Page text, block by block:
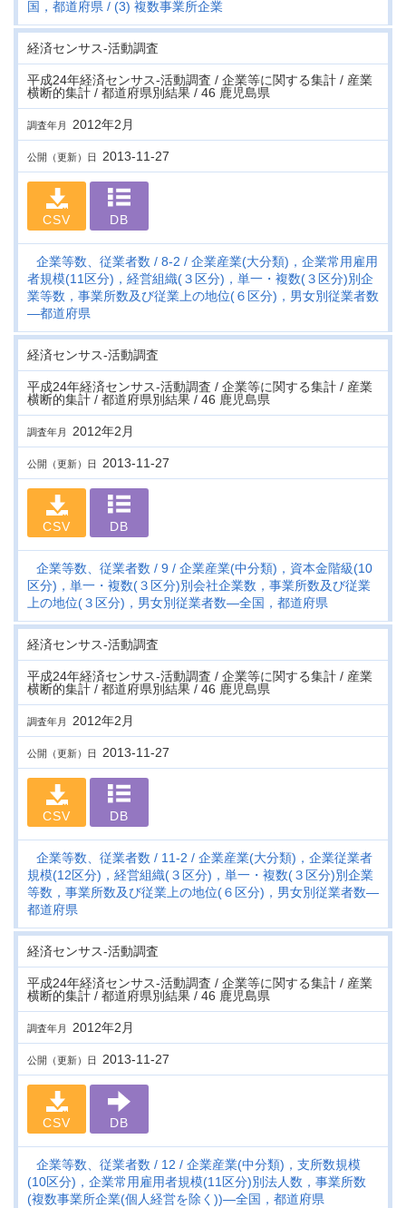
国，都道府県 (3) 複数事業所企業
経済センサス‐活動調査
平成24年経済センサス‐活動調査 / 企業等に関する集計 / 産業
横断的集計 / 都道府県別結果 / 46 鹿児島県
調査年月 2012年2月
公開（更新）日 2013-11-27
CSV DB
企業等数、従業者数 8-2
企業産業(大分類)，企業常用雇用
者規模(11区分)，経営組織(３区分)，単一・複数(３区分)別企
業等数，事業所数及び従業上の地位(６区分)，男女別従業者数
―都道府県
経済センサス‐活動調査
平成24年経済センサス‐活動調査 / 企業等に関する集計 / 産業
横断的集計 / 都道府県別結果 / 46 鹿児島県
調査年月 2012年2月
公開（更新）日 2013-11-27
CSV DB
企業等数、従業者数 9
企業産業(中分類)，資本金階級(10
区分)，単一・複数(３区分)別会社企業数，事業所数及び従業
上の地位(３区分)，男女別従業者数―全国，都道府県
経済センサス‐活動調査
平成24年経済センサス‐活動調査 / 企業等に関する集計 / 産業
横断的集計 / 都道府県別結果 / 46 鹿児島県
調査年月 2012年2月
公開（更新）日 2013-11-27
CSV DB
企業等数、従業者数 11-2
企業産業(大分類)，企業従業者
規模(12区分)，経営組織(３区分)，単一・複数(３区分)別企業
等数，事業所数及び従業上の地位(６区分)，男女別従業者数―
都道府県
経済センサス‐活動調査
平成24年経済センサス‐活動調査 / 企業等に関する集計 / 産業
横断的集計 / 都道府県別結果 / 46 鹿児島県
調査年月 2012年2月
公開（更新）日 2013-11-27
CSV DB
企業等数、従業者数 12
企業産業(中分類)，支所数規模
(10区分)，企業常用雇用者規模(11区分)別法人数，事業所数
(複数事業所企業(個人経営を除く))―全国，都道府県